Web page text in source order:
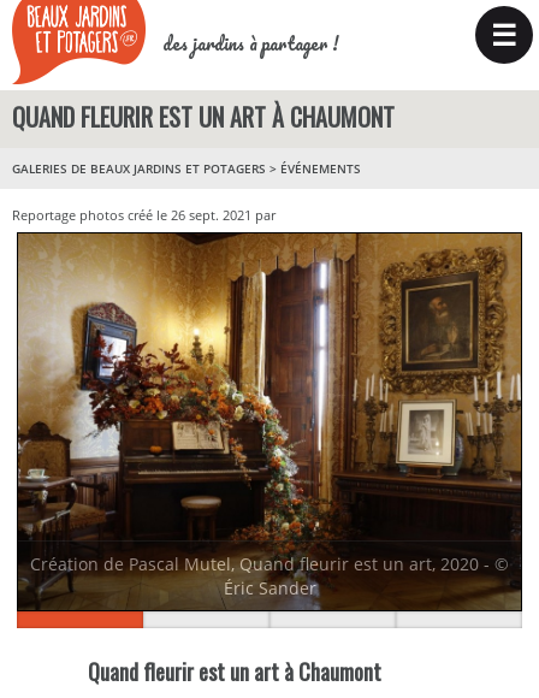
des jardins à partager ! ☰
QUAND FLEURIR EST UN ART À CHAUMONT
GALERIES DE BEAUX JARDINS ET POTAGERS > ÉVÉNEMENTS
Reportage photos créé le 26 sept. 2021 par
Création de Pascal Mutel, Quand fleurir est un art, 2020 - ©
Éric Sander
Quand fleurir est un art à Chaumont